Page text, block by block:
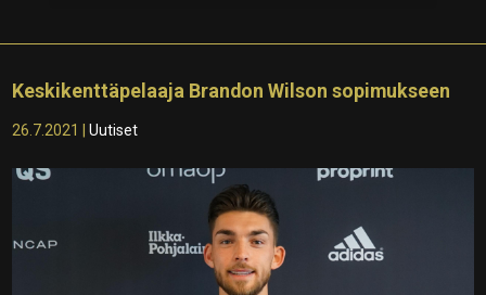
Keskikenttäpelaaja Brandon Wilson sopimukseen
26.7.2021 |Uutiset